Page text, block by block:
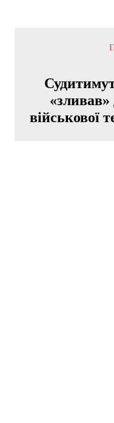
військової